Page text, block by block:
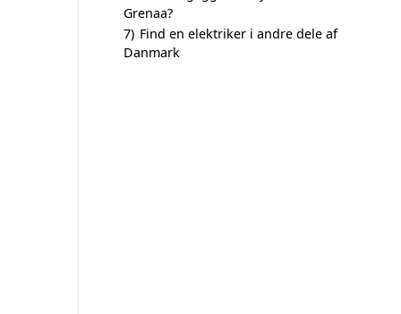
Grenaa?
7) Find en elektriker i andre dele af
Danmark